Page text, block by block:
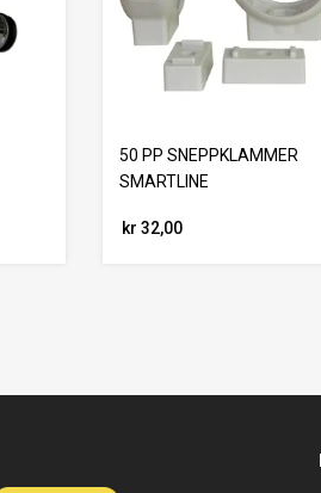
50 PP SNEPPKLAMMER
SMARTLINE
kr 32,00